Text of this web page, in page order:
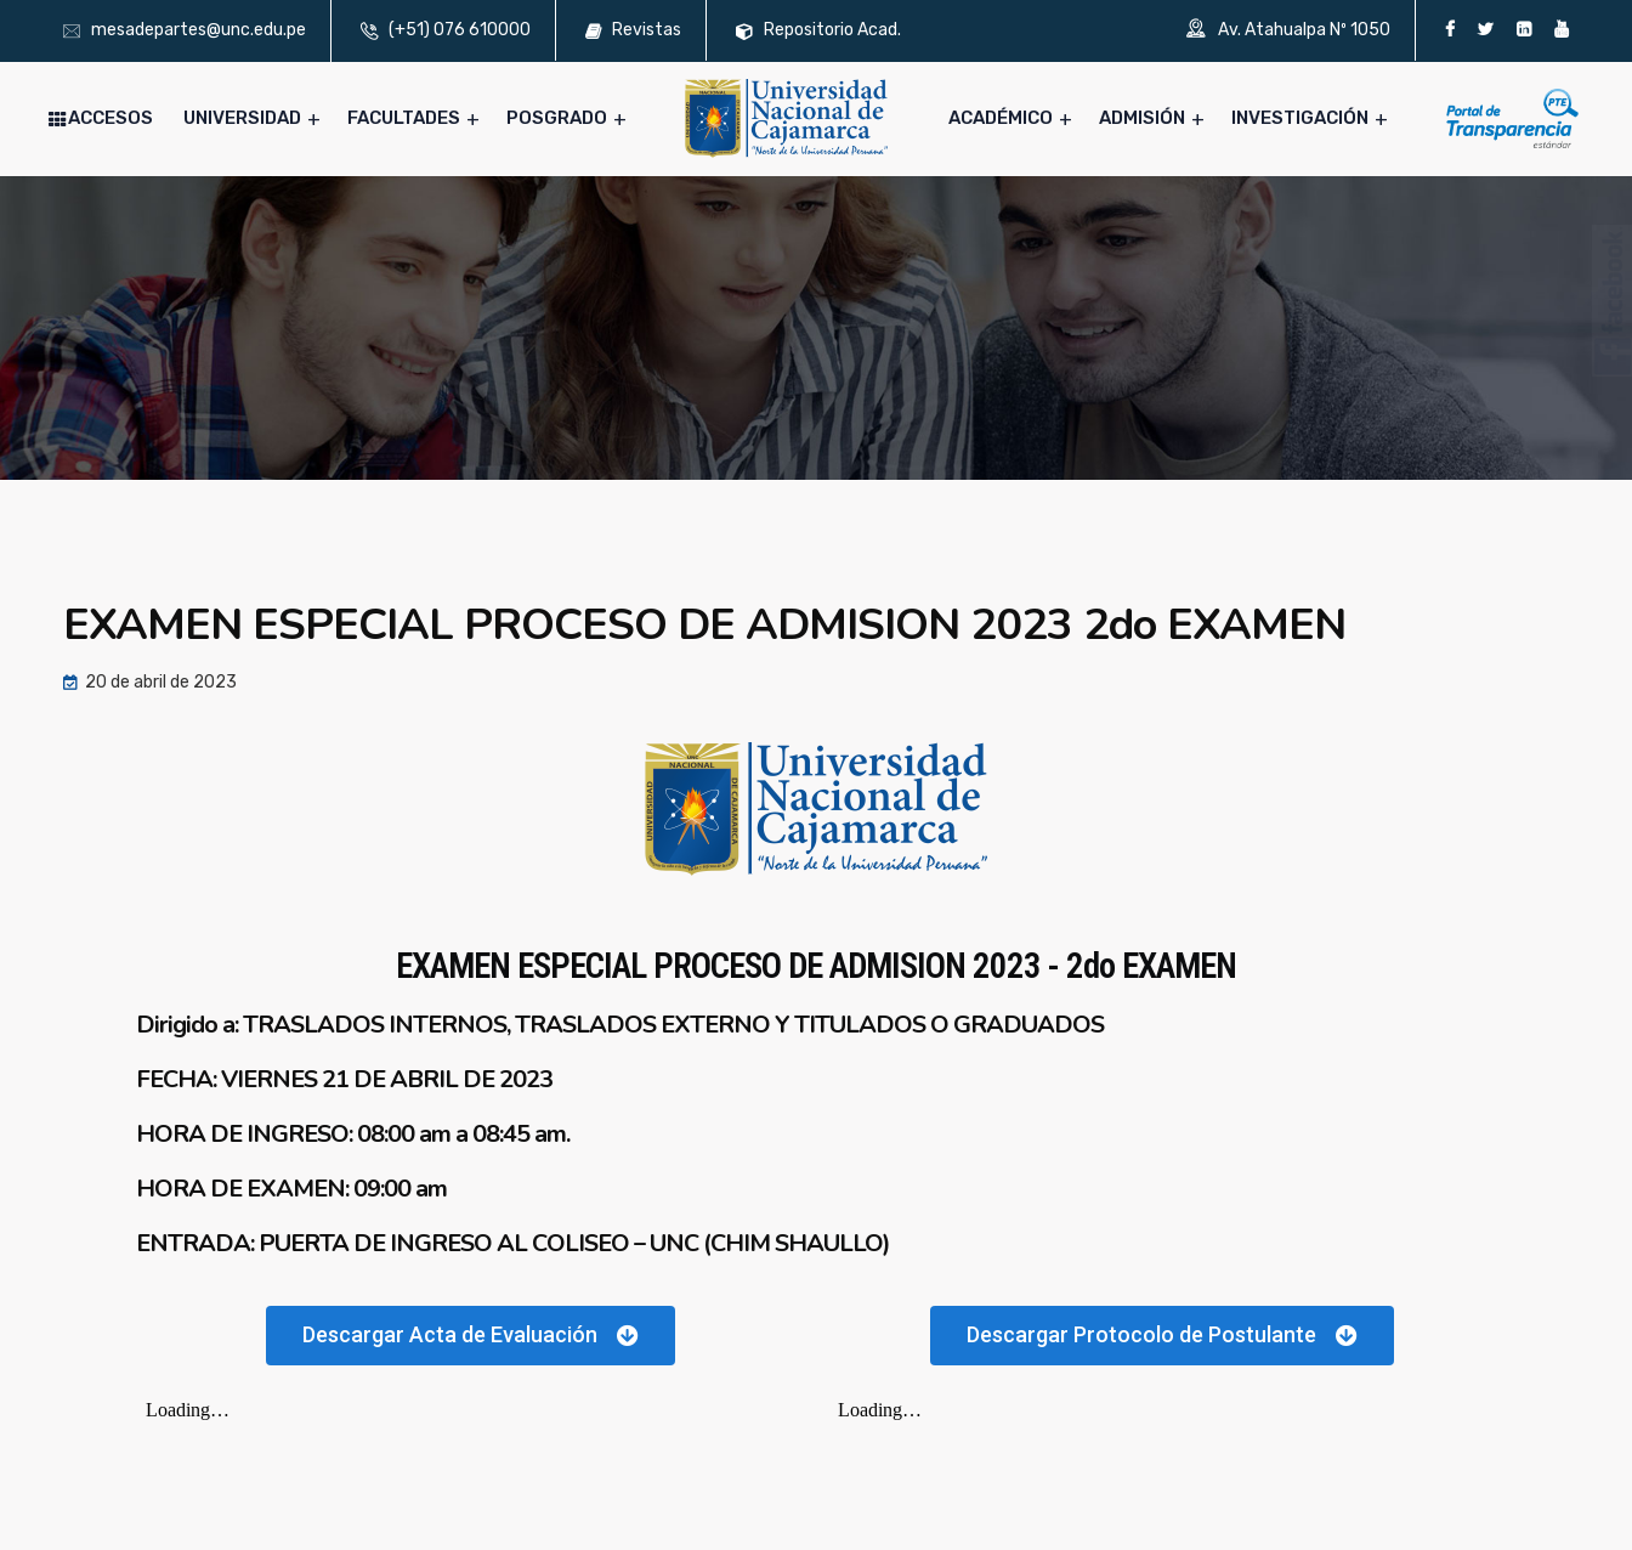
mesadepartes@unc.edu.pe (+51) 076 610000 Revistas Repositorio Acad. Av. Atahualpa Nº 1050
ACCESOS UNIVERSIDAD FACULTADES POSGRADO ACADÉMICO ADMISIÓN INVESTIGACIÓN
EXAMEN ESPECIAL PROCESO DE ADMISION 2023 2do EXAMEN
20 de abril de 2023
EXAMEN ESPECIAL PROCESO DE ADMISION 2023 - 2do EXAMEN
Dirigido a: TRASLADOS INTERNOS, TRASLADOS EXTERNO Y TITULADOS O GRADUADOS
FECHA: VIERNES 21 DE ABRIL DE 2023
HORA DE INGRESO: 08:00 am a 08:45 am.
HORA DE EXAMEN: 09:00 am
ENTRADA: PUERTA DE INGRESO AL COLISEO – UNC (CHIM SHAULLO)
Descargar Acta de Evaluación Descargar Protocolo de Postulante